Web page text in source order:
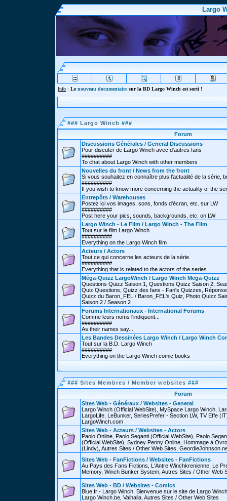
Largo
Info : Lenouveau documentairesur la BD Largo Winch est sorti !
### Largo Winch ###
Forum
Discussions Générales / General Discussions
Pour discuter de Largo Winch avec d'autres fans
##########
To chat about Largo Winch with other members
Nouvelles du front / News from the front
Si vous souhaitez en connaître plus l'actualité de la série,
##########
If you wish to know more concerning the actuality of the
Entrepôts / Warehouses
Postez ici vos images, sons, fonds d'écran, etc. sur LW
##########
Post here your pics, sounds, backgrounds, etc. on LW
Largo Winch - Le Film / Largo Winch - The Film
Tout sur le film Largo Winch
##########
Everything on the Largo Winch film
Acteurs / Actors
Tout ce qui concerne les acteurs de la série
##########
Everything that is related to the actors of the series
Méga-Quizz LargoWinch / Largo Winch Mega-Quizz
Questions Quizz Saison 1, Questions Quizz Saison 2,
Quiz Questions, Quizz des fans - Fan's Quizzes,
Quizz du Baron_FEL / Baron_FEL's Quiz, Photo Quizz
Saison 2 / Season 2
Forums Internationaux - International Forums
Comme leurs noms l'indiquent...
##########
As their names say...
Les Bandes Dessinées Largo Winch / Largo Winch
Tout sur la B.D. Largo Winch
##########
Everything on the Largo Winch comic books
### Sites Membres / Member websites ###
Forum
Sites Web - Généraux / Websites - General
Largo Winch (Official WebSite), MySpace Largo Winch,
LargoLife, LeBunker, SeriesPrefer - Section LW, TV Effe
LargoWinch.com
Sites Web - Acteurs / Websites - Actors
Paolo Online, Paolo Seganti (Official WebSite), Paolo
(Official WebSite), Sydney Penny Online, Hommage à
(Lindy), Autres Sites / Other Web Sites,
Sites Web - FanFictions / Websites - FanFictions
Au Pays des Fans Fictions, L'Antre Winchkrenienne, Le
Memory, Winch Bunker System, Autres Sites / Other Web
Sites Web - BD / Websites - Comics
Blue.fr - Largo Winch, Bienvenue sur le site de Largo
Largo Winch.be, Valhalla, Autres Sites / Other Web Sites